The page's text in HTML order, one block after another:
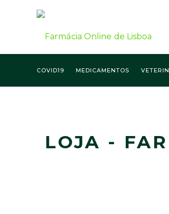
COVID19 MEDICAMENTOS
LOJA -